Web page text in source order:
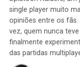
eletrônicos. O
mas a jogabilidade
versão para
recebeu críticas em
propagandas.
single player muito
opiniões entre os fãs.
vez, quem nunca
finalmente
das partidas